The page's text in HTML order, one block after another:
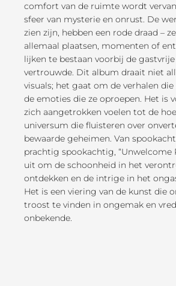
comfort van de ruimte wordt
sfeer van mysterie en onrust. De
zien zijn, hebben een rode draad –
allemaal plaatsen, momenten of
lijken te bestaan voorbij de
vertrouwde. Dit album draait niet
visuals; het gaat om de verhalen die
de emoties die ze oproepen. Het is
zich aangetrokken voelen tot de
universum die fluisteren over
bewaarde geheimen. Van
prachtig spookachtig, “Unwelcome
uit om de schoonheid in het
ontdekken en de intrige in het
Het is een viering van de kunst die
troost te vinden in ongemak en
onbekende.